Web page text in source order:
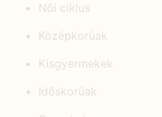
Női ciklus
Középkorúak
Kisgyermekek
Időskorúak